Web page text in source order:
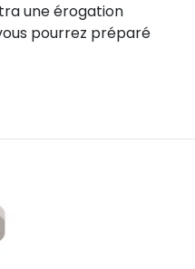
une érogation
pourrez préparé